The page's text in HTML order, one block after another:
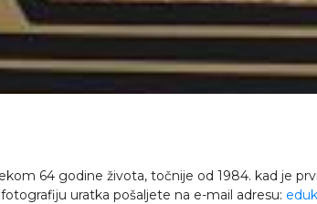
64 godine života, točnije od 1984. kad je
uratka pošaljete na e-mail adresu: